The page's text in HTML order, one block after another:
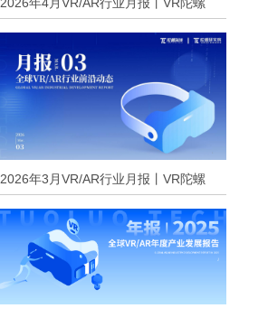
2026年3月VR/AR行业月报丨VR陀螺